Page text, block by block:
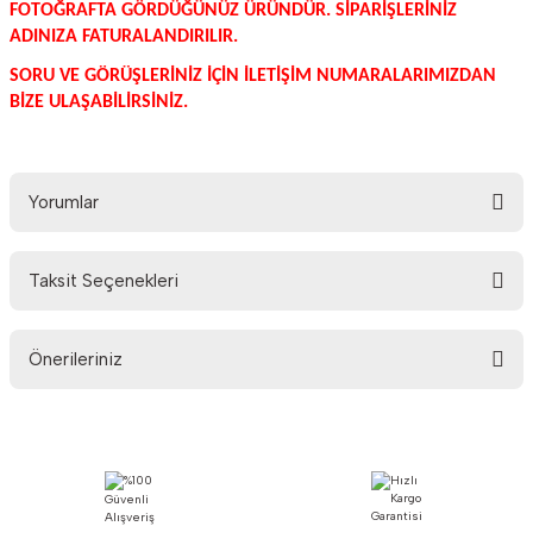
FOTOĞRAFTA GÖRDÜĞÜNÜZ ÜRÜNDÜR. SİPARİŞLERİNİZ
ADINIZA FATURALANDIRILIR.
SORU VE GÖRÜŞLERİNİZ İÇİN İLETİŞİM NUMARALARIMIZDAN
BİZE ULAŞABİLİRSİNİZ.
Yorumlar
Taksit Seçenekleri
Önerileriniz
Görüş ve önerileriniz için teşekkür ederiz.